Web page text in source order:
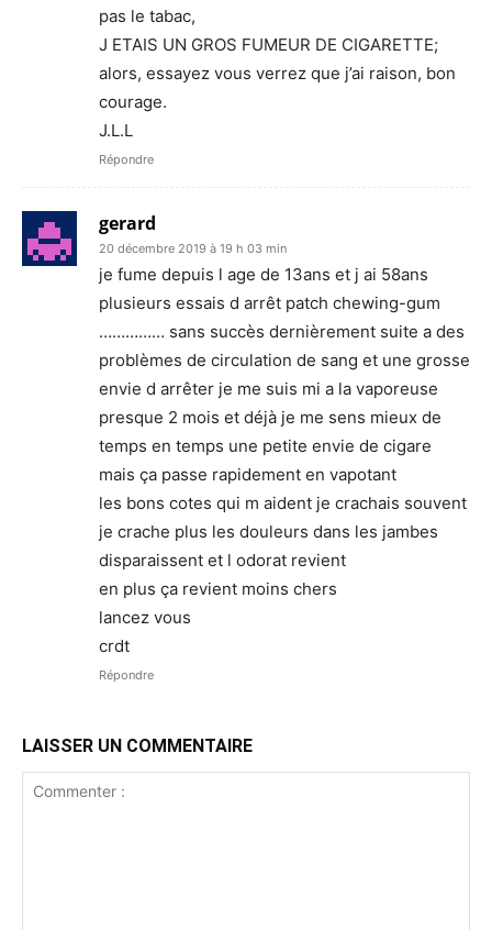
pas le tabac,
J ETAIS UN GROS FUMEUR DE CIGARETTE;
alors, essayez vous verrez que j’ai raison, bon
courage.
J.L.L
Répondre
gerard
20 décembre 2019 à 19 h 03 min
je fume depuis l age de 13ans et j ai 58ans
plusieurs essais d arrêt patch chewing-gum
…………… sans succès dernièrement suite a des
problèmes de circulation de sang et une grosse
envie d arrêter je me suis mi a la vaporeuse
presque 2 mois et déjà je me sens mieux de
temps en temps une petite envie de cigare
mais ça passe rapidement en vapotant
les bons cotes qui m aident je crachais souvent
je crache plus les douleurs dans les jambes
disparaissent et l odorat revient
en plus ça revient moins chers
lancez vous
crdt
Répondre
LAISSER UN COMMENTAIRE